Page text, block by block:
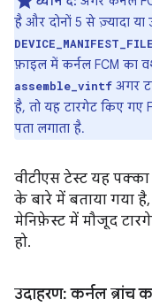
है और दोनों 5 से ज़्यादा
DEVICE_MANIFEST_FILE
फ़ाइल में कर्नल FCM का
assemble_vintf अगर
है, तो यह टारगेट किए गए
पता लगाता है.
वीटीएस टेस्ट यह
के बारे में बताया गया
मेनिफ़ेस्ट में मौजूद
हो.
उदाहरण: कर्नल ब्रांच